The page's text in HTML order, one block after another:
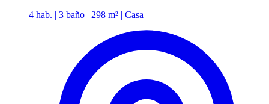
4 hab. | 3 baño | 298 m² | Casa